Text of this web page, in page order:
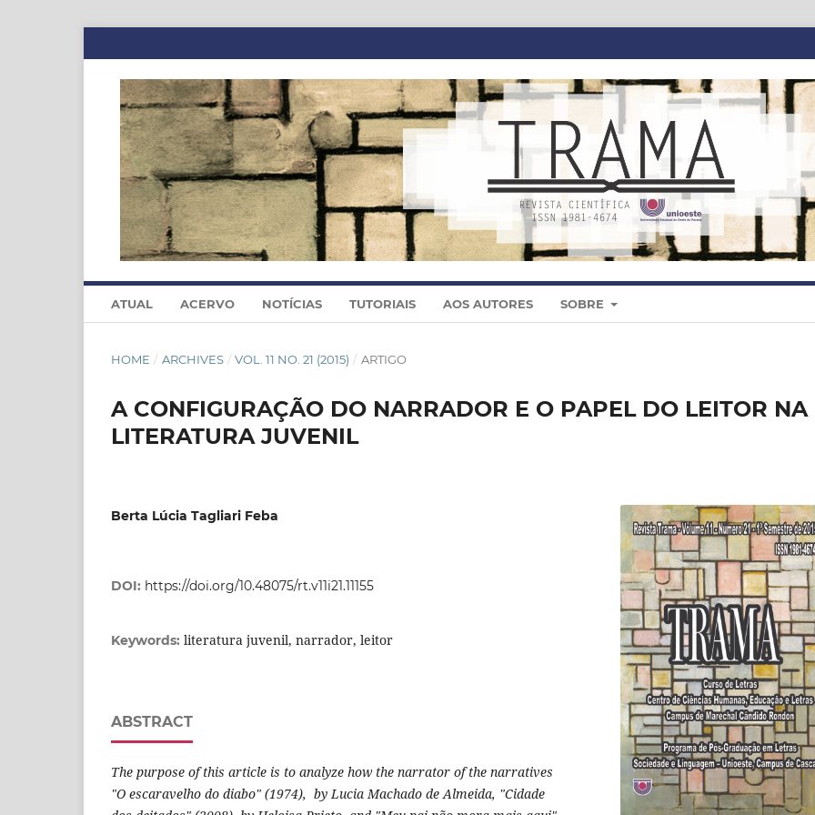
ATUAL ACERVO NOTÍCIAS TUTORIAIS AOS AUTORES SOBRE
HOME / ARCHIVES / VOL. 11 NO. 21 (2015) / ARTIGO
A CONFIGURAÇÃO DO NARRADOR E O PAPEL DO LEITOR NA
LITERATURA JUVENIL
Berta Lúcia Tagliari Feba
DOI: https://doi.org/10.48075/rt.v11i21.11155
Keywords: literatura juvenil, narrador, leitor
ABSTRACT
The purpose of this article is to analyze how the narrator of the narratives
"O escaravelho do diabo" (1974), by Lucia Machado de Almeida, "Cidade